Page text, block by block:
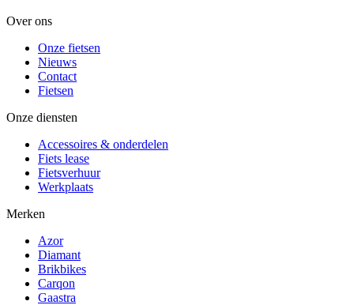
Over ons
Onze fietsen
Nieuws
Contact
Fietsen
Onze diensten
Accessoires & onderdelen
Fiets lease
Fietsverhuur
Werkplaats
Merken
Azor
Diamant
Brikbikes
Carqon
Gaastra